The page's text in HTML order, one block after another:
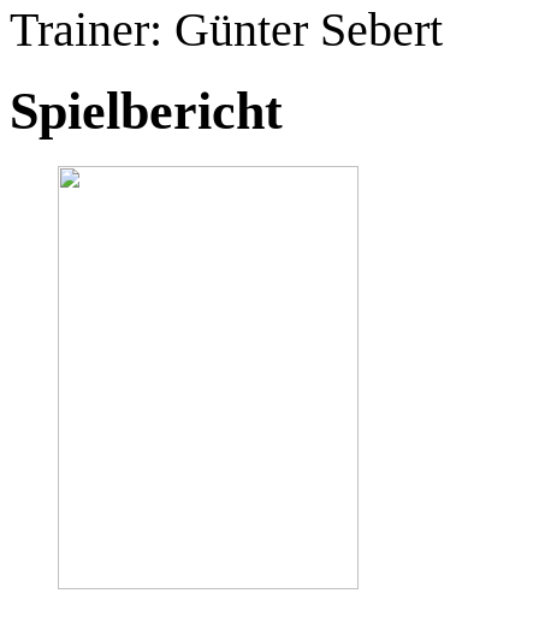
Trainer: Günter Sebert
Spielbericht